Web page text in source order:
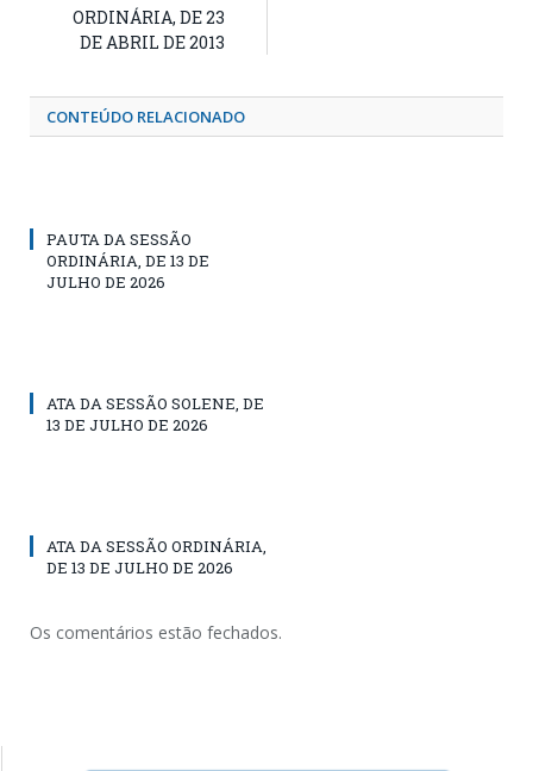
ORDINÁRIA, DE 23
DE ABRIL DE 2013
CONTEÚDO RELACIONADO
PAUTA DA SESSÃO
ORDINÁRIA, DE 13 DE
JULHO DE 2026
ATA DA SESSÃO SOLENE, DE
13 DE JULHO DE 2026
ATA DA SESSÃO ORDINÁRIA,
DE 13 DE JULHO DE 2026
Os comentários estão fechados.